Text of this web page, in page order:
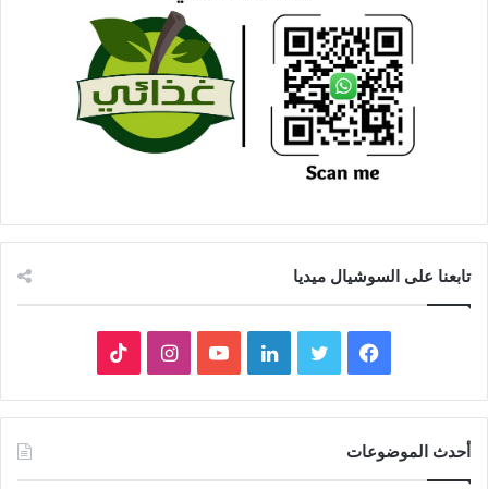
تابعنا على السوشيال ميديا
فيسبوك تويتر لينكدإنيوتيوبانستقرام
أحدث الموضوعات